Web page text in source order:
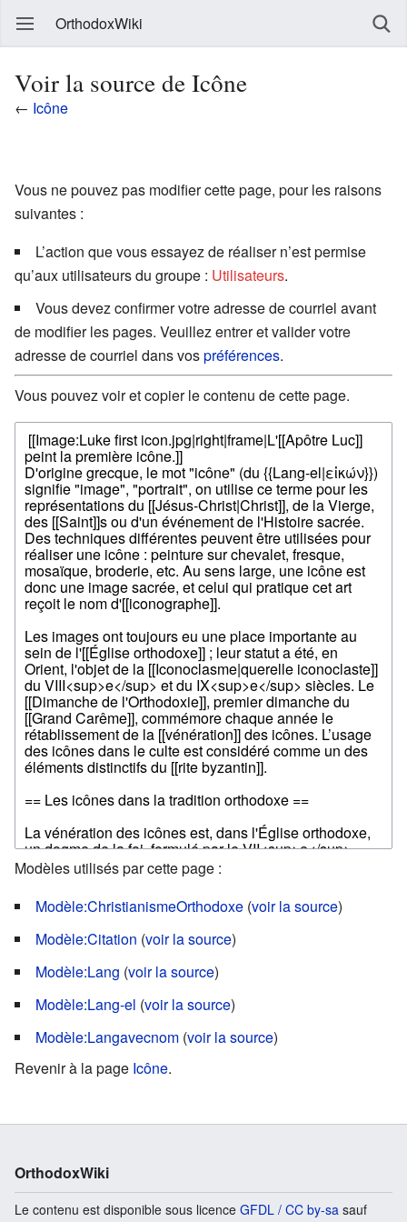
OrthodoxWiki
Voir la source de Icône
← Icône
Vous ne pouvez pas modifier cette page, pour les raisons
suivantes :
L’action que vous essayez de réaliser n’est permise
qu’aux utilisateurs du groupe : Utilisateurs.
Vous devez confirmer votre adresse de courriel avant
de modifier les pages. Veuillez entrer et valider votre
adresse de courriel dans vospréférences.
Vous pouvez voir et copier le contenu de cette page.
Modèles utilisés par cette page :
Modèle:ChristianismeOrthodoxe (voir la source)
Modèle:Citation (voir la source)
Modèle:Lang (voir la source)
Modèle:Lang-el (voir la source)
Modèle:Langavecnom (voir la source)
Revenir à la page Icône.
OrthodoxWiki
Le contenu est disponible sous licence GFDL / CC by-sa sauf